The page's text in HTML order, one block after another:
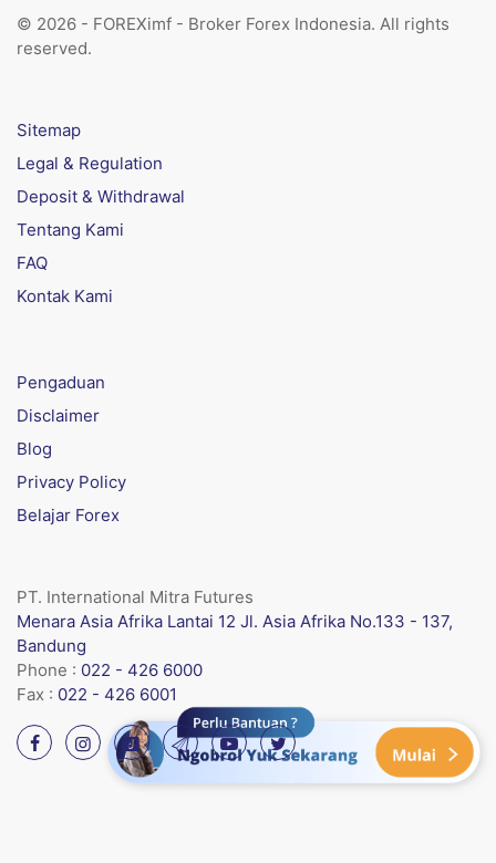
© 2026 - FOREXimf - Broker Forex Indonesia. All rights
reserved.
Sitemap
Legal & Regulation
Deposit & Withdrawal
Tentang Kami
FAQ
Kontak Kami
Pengaduan
Disclaimer
Blog
Privacy Policy
Belajar Forex
PT. International Mitra Futures
Menara Asia Afrika Lantai 12 Jl. Asia Afrika No.133 - 137,
Bandung
Phone : 022 - 426 6000
Fax : 022 - 426 6001